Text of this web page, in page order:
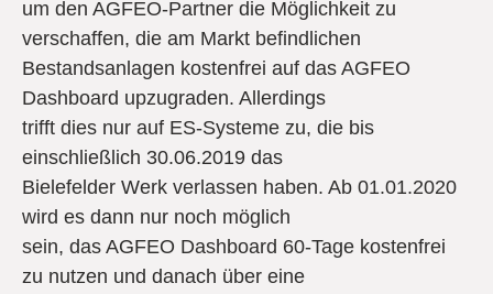
um den AGFEO-Partner die Möglichkeit zu
verschaffen, die am Markt befindlichen
Bestandsanlagen kostenfrei auf das AGFEO
Dashboard upzugraden. Allerdings
trifft dies nur auf ES-Systeme zu, die bis
einschließlich 30.06.2019 das
Bielefelder Werk verlassen haben. Ab 01.01.2020
wird es dann nur noch möglich
sein, das AGFEO Dashboard 60-Tage kostenfrei
zu nutzen und danach über eine